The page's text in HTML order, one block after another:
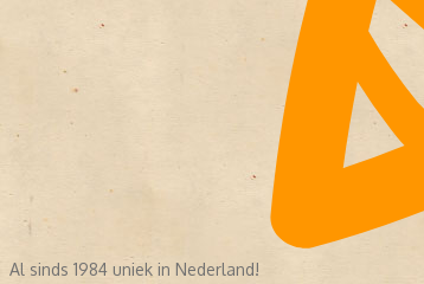
Al sinds 1984 uniek in Nederland!